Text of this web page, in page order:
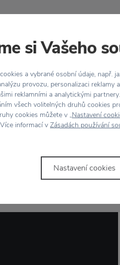
klidně po celý rok.
vyjímat na okenním
i svátečně
si Vašeho
a vybrané osobní údaje, např.
provozu, personalizaci reklamy
reklamními a analytickými
všech volitelných druhů cookies
cookies můžete v „Nastavení
informací v Zásadách používání
Nastavení cookies